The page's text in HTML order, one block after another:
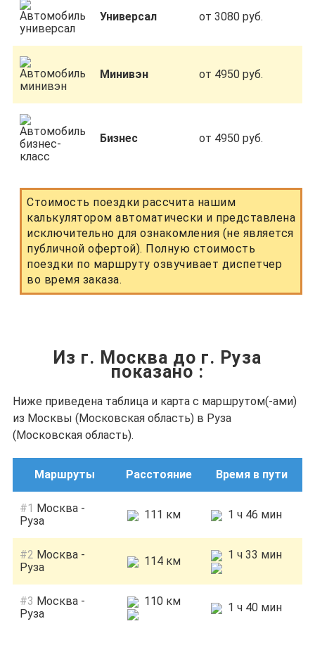
Универсал от 3080 руб.
Минивэн от 4950 руб.
Бизнес от 4950 руб.
Стоимость поездки рассчита нашим
калькулятором автоматически и представлена
исключительно для ознакомления (не является
публичной офертой). Полную стоимость
поездки по маршруту озвучивает диспетчер
во время заказа.
Из г. Москва до г. Руза
показано :
Ниже приведена таблица и карта с маршрутом(-ами)
из Москвы (Московская область) в Руза
(Московская область).
Маршруты Расстояние Время в пути
#1 Москва -
Руза
111 км 1 ч 46 мин
#2 Москва -
Руза
114 км 1 ч 33 мин
#3 Москва -
Руза
110 км 1 ч 40 мин